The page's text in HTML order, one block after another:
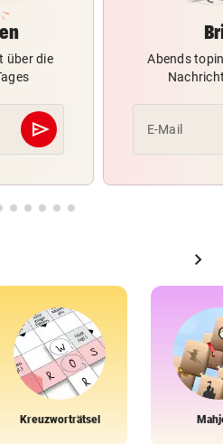
über die
send
Abschicken
Abends
E-Mail
chevron_right
Kreuzworträtsel